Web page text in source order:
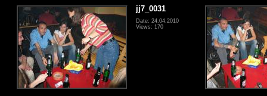
jj7_0031
Date: 24.04.2010
Views: 170